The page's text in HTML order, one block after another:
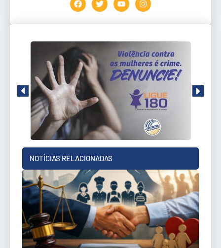
NOTÍCIAS RELACIONADAS